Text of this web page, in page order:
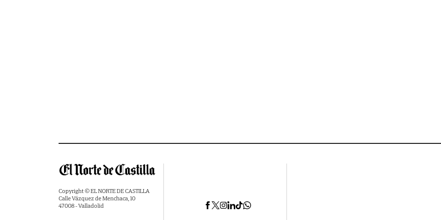
Copyright © EL NORTE DE CASTILLA
Calle Vázquez de Menchaca, 10
47008 - Valladolid